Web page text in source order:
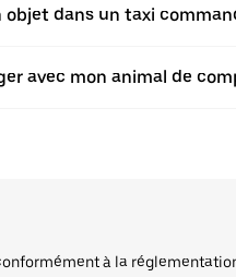
objet dans un taxi
avec mon animal de
à la